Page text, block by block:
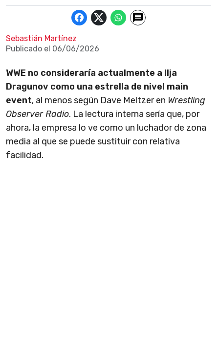
Sebastián Martínez
Publicado el 06/06/2026
WWE no consideraría actualmente a Ilja
Dragunov como una estrella de nivel main
event, al menos según Dave Meltzer en Wrestling
Observer Radio. La lectura interna sería que, por
ahora, la empresa lo ve como un luchador de zona
media al que se puede sustituir con relativa
facilidad.